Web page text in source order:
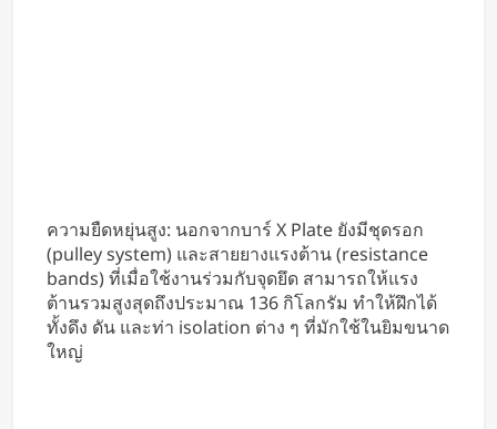
ความยืดหยุ่นสูง: นอกจากบาร์ X Plate ยังมีชุดรอก
(pulley system) และสายยางแรงต้าน (resistance
bands) ที่เมื่อใช้งานร่วมกับจุดยึด สามารถให้แรง
ต้านรวมสูงสุดถึงประมาณ 136 กิโลกรัม ทำให้ฝึกได้
ทั้งดึง ดัน และท่า isolation ต่าง ๆ ที่มักใช้ในยิมขนาด
ใหญ่